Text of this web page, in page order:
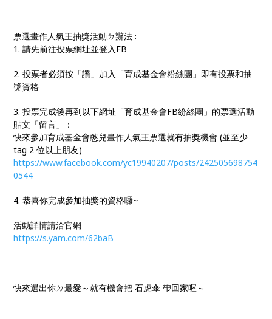
票選畫作人氣王抽獎活動ㄉ辦法 :
1. 請先前往投票網址並登入FB
2. 投票者必須按「讚」加入「育成基金會粉絲團」即有投票和抽
獎資格
3. 投票完成後再到以下網址「育成基金會FB紛絲團」的票選活動
貼文「留言」：
快來參加育成基金會憨兒畫作人氣王票選就有抽獎機會 (並至少
tag 2 位以上朋友)
https://www.facebook.com/yc19940207/posts/242505698754
0544
4. 恭喜你完成參加抽獎的資格囉~
活動詳情請洽官網
https://s.yam.com/62baB
快來選出你ㄉ最愛～就有機會把 石虎傘 帶回家喔～